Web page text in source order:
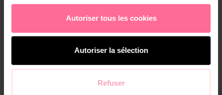
Autoriser tous les cookies
Autoriser la sélection
Refuser